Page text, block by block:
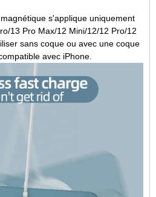
s'applique uniquement
13 Pro Max/12 Mini/12/12 Pro/12
sans coque ou avec une coque
avec iPhone.